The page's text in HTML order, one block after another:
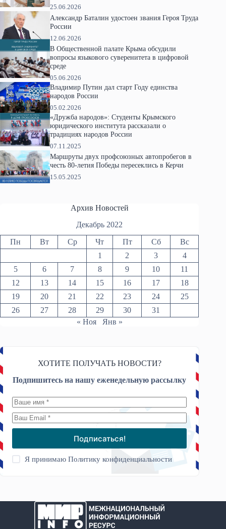
25.06.2026
Александр Баталин удостоен звания Героя Труда
России
12.06.2026
В Общественной палате Крыма обсудили
вопросы языкового суверенитета в цифровой
среде
05.06.2026
Владимир Путин дал старт Году единства
народов России
05.02.2026
«Дружба народов»: Студенты Крымского
юридического института рассказали о
традициях народов России
07.11.2025
Маршруты двух профсоюзных автопробегов в
честь 80-летия Победы пересеклись в Керчи
15.05.2025
Архив Новостей
Декабрь 2022
Пн Вт Ср Чт Пт Сб
Вс
1
2 3
4
5
6 7 8 9 10
11
12
13 14 15 16 17
18
19
20 21 22 23 24
25
26
27 28 29 30
31
« Ноя
Янв »
ХОТИТЕ ПОЛУЧАТЬ НОВОСТИ?
Подпишитесь на нашу еженедельную рассылку
Подписаться!
Я принимаюПолитику конфиденциальности